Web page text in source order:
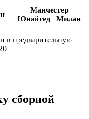
Манчестер
Юнайтед - Милан
в предварительную
сборной